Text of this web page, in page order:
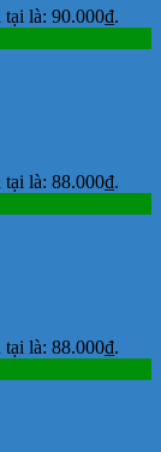
tại là: 90.000₫.
tại là: 88.000₫.
tại là: 88.000₫.